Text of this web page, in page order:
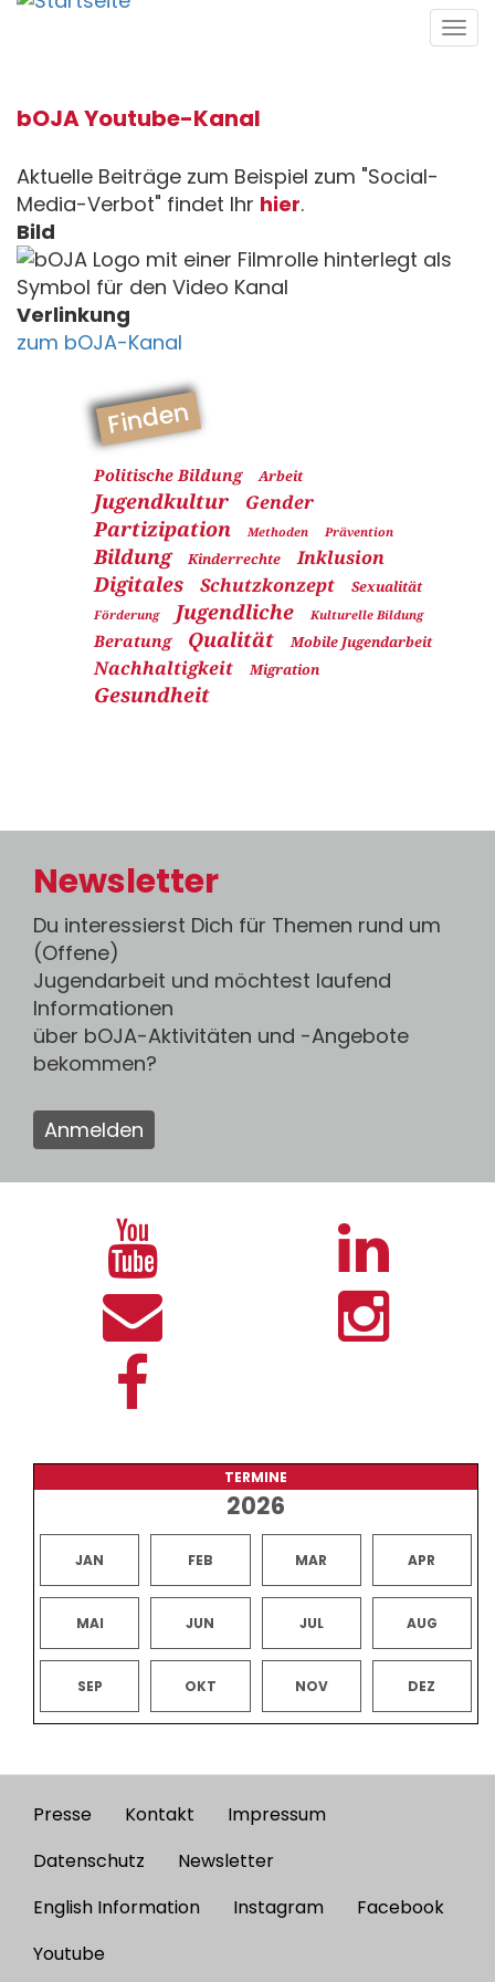
Direkt
bOJA Youtube-Kanal
Aktuelle Beiträge zum Beispiel zum "Social-
Media-Verbot" findet Ihr hier.
Bild
Verlinkung
zum bOJA-Kanal
Finden
Politische Bildung Arbeit
Jugendkultur Gender
Partizipation Methoden Prävention
Bildung Kinderrechte Inklusion
Digitales Schutzkonzept Sexualität
Förderung Jugendliche Kulturelle Bildung
Beratung Qualität Mobile Jugendarbeit
Nachhaltigkeit Migration
Gesundheit
Newsletter
Du interessierst Dich für Themen rund um
(Offene)
Jugendarbeit und möchtest laufend
Informationen
über bOJA-Aktivitäten und -Angebote
bekommen?
Anmelden
TERMINE
2026
JAN FEB MAR APR
MAI JUN JUL AUG
SEP OKT NOV DEZ
Footer
menu
Presse Kontakt
Impressum
Datenschutz
Newsletter
English Information
Instagram
Facebook
Youtube